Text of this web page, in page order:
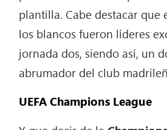
plantilla. Cabe destacar que
los blancos fueron líderes
jornada dos, siendo así, un
abrumador del club
UEFA Champions League